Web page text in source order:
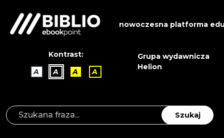
nowoczesna platforma
Kontrast:
A
A A A
Grupa wydawnicza
Helion
Szukaj